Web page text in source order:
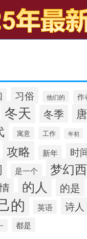
习俗 他们的 作
冬天 冬季
寓意 工作 年初
攻略 新年 时
是一个 梦幻
的人 的是
的 英语 诗人
都是